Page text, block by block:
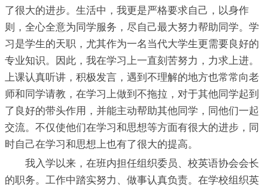
了很大的进步。生活中，我更是严格要求自己，以身作
则，全心全意为同学服务，尽自己最大努力帮助同学。学
习是学生的天职，尤其作为一名当代大学生更需要良好的
专业知识。因此，我在学习上一直刻苦努力，力求上进。
上课认真听讲，积极发言，遇到不理解的地方也常常向老
师和同学请教，在学习上做到不拖拉，对于其他同学起到
了良好的带头作用，并能主动帮助其他同学，同他们一起
交流。不仅使他们在学习和思想等方面有很大的进步，同
时自己在学习和思想上也有了很大的提高。
我入学以来，在班内担任组织委员、校英语协会会长
的职务。工作中踏实努力、做事认真负责。在学校组织英